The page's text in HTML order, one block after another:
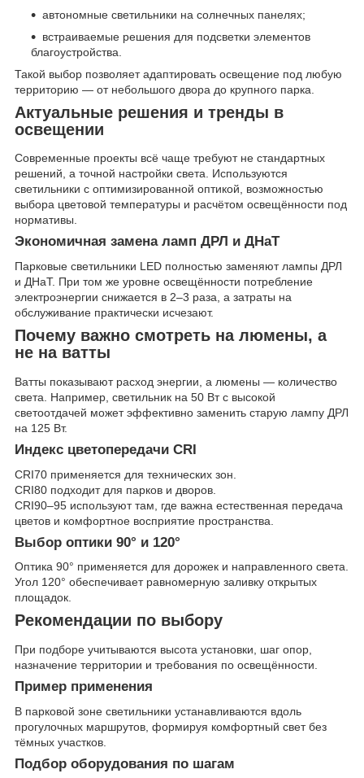
автономные светильники на солнечных панелях;
встраиваемые решения для подсветки элементов
благоустройства.
Такой выбор позволяет адаптировать освещение под любую
территорию — от небольшого двора до крупного парка.
Актуальные решения и тренды в
освещении
Современные проекты всё чаще требуют не стандартных
решений, а точной настройки света. Используются
светильники с оптимизированной оптикой, возможностью
выбора цветовой температуры и расчётом освещённости под
нормативы.
Экономичная замена ламп ДРЛ и ДНаТ
Парковые светильники LED полностью заменяют лампы ДРЛ
и ДНаТ. При том же уровне освещённости потребление
электроэнергии снижается в 2–3 раза, а затраты на
обслуживание практически исчезают.
Почему важно смотреть на люмены, а
не на ватты
Ватты показывают расход энергии, а люмены — количество
света. Например, светильник на 50 Вт с высокой
светоотдачей может эффективно заменить старую лампу ДРЛ
на 125 Вт.
Индекс цветопередачи CRI
CRI70 применяется для технических зон.
CRI80 подходит для парков и дворов.
CRI90–95 используют там, где важна естественная передача
цветов и комфортное восприятие пространства.
Выбор оптики 90° и 120°
Оптика 90° применяется для дорожек и направленного света.
Угол 120° обеспечивает равномерную заливку открытых
площадок.
Рекомендации по выбору
При подборе учитываются высота установки, шаг опор,
назначение территории и требования по освещённости.
Пример применения
В парковой зоне светильники устанавливаются вдоль
прогулочных маршрутов, формируя комфортный свет без
тёмных участков.
Подбор оборудования по шагам